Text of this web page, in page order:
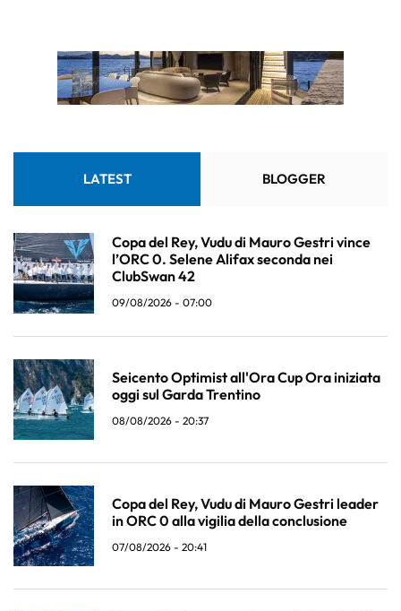
LATEST BLOGGER
Copa del Rey, Vudu di Mauro Gestri vince
l’ORC 0. Selene Alifax seconda nei
ClubSwan 42
09/08/2026 - 07:00
Seicento Optimist all'Ora Cup Ora iniziata
oggi sul Garda Trentino
08/08/2026 - 20:37
Copa del Rey, Vudu di Mauro Gestri leader
in ORC 0 alla vigilia della conclusione
07/08/2026 - 20:41